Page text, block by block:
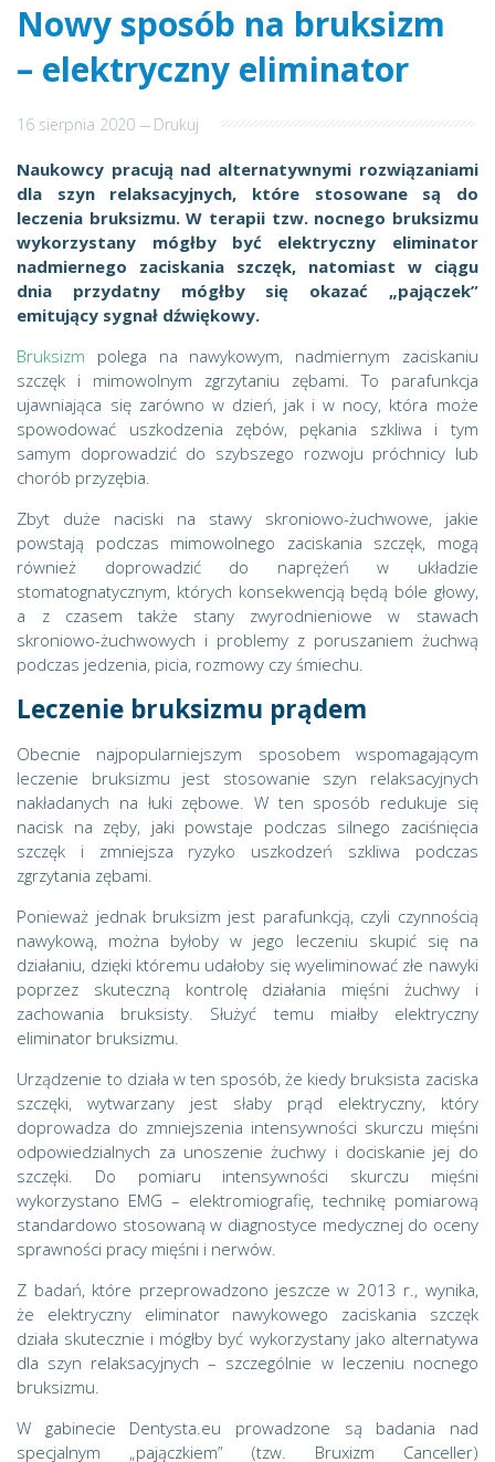
Nowy sposób na bruksizm
– elektryczny eliminator
16 sierpnia 2020--- Drukuj
Naukowcy pracują nad alternatywnymi rozwiązaniami
dla szyn relaksacyjnych, które stosowane są do
leczenia bruksizmu. W terapii tzw. nocnego bruksizmu
wykorzystany mógłby być elektryczny eliminator
nadmiernego zaciskania szczęk, natomiast w ciągu
dnia przydatny mógłby się okazać „pajączek”
emitujący sygnał dźwiękowy.
Bruksizm polega na nawykowym, nadmiernym zaciskaniu
szczęk i mimowolnym zgrzytaniu zębami. To parafunkcja
ujawniająca się zarówno w dzień, jak i w nocy, która może
spowodować uszkodzenia zębów, pękania szkliwa i tym
samym doprowadzić do szybszego rozwoju próchnicy lub
chorób przyzębia.
Zbyt duże naciski na stawy skroniowo-żuchwowe, jakie
powstają podczas mimowolnego zaciskania szczęk, mogą
również doprowadzić do naprężeń w układzie
stomatognatycznym, których konsekwencją będą bóle głowy,
a z czasem także stany zwyrodnieniowe w stawach
skroniowo-żuchwowych i problemy z poruszaniem żuchwą
podczas jedzenia, picia, rozmowy czy śmiechu.
Leczenie bruksizmu prądem
Obecnie najpopularniejszym sposobem wspomagającym
leczenie bruksizmu jest stosowanie szyn relaksacyjnych
nakładanych na łuki zębowe. W ten sposób redukuje się
nacisk na zęby, jaki powstaje podczas silnego zaciśnięcia
szczęk i zmniejsza ryzyko uszkodzeń szkliwa podczas
zgrzytania zębami.
Ponieważ jednak bruksizm jest parafunkcją, czyli czynnością
nawykową, można byłoby w jego leczeniu skupić się na
działaniu, dzięki któremu udałoby się wyeliminować złe nawyki
poprzez skuteczną kontrolę działania mięśni żuchwy i
zachowania bruksisty. Służyć temu miałby elektryczny
eliminator bruksizmu.
Urządzenie to działa w ten sposób, że kiedy bruksista zaciska
szczęki, wytwarzany jest słaby prąd elektryczny, który
doprowadza do zmniejszenia intensywności skurczu mięśni
odpowiedzialnych za unoszenie żuchwy i dociskanie jej do
szczęki. Do pomiaru intensywności skurczu mięśni
wykorzystano EMG – elektromiografię, technikę pomiarową
standardowo stosowaną w diagnostyce medycznej do oceny
sprawności pracy mięśni i nerwów.
Z badań, które przeprowadzono jeszcze w 2013 r., wynika,
że elektryczny eliminator nawykowego zaciskania szczęk
działa skutecznie i mógłby być wykorzystany jako alternatywa
dla szyn relaksacyjnych – szczególnie w leczeniu nocnego
bruksizmu.
W gabinecie Dentysta.eu prowadzone są badania nad
specjalnym „pajączkiem” (tzw. Bruxizm Canceller)